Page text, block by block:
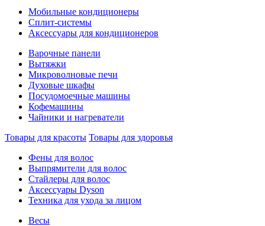
Мобильные кондиционеры
Сплит-системы
Аксессуары для кондиционеров
Варочные панели
Вытяжки
Микроволновые печи
Духовые шкафы
Посудомоечные машины
Кофемашины
Чайники и нагреватели
Товары для красоты Товары для здоровья
Фены для волос
Выпрямители для волос
Стайлеры для волос
Аксессуары Dyson
Техника для ухода за лицом
Весы